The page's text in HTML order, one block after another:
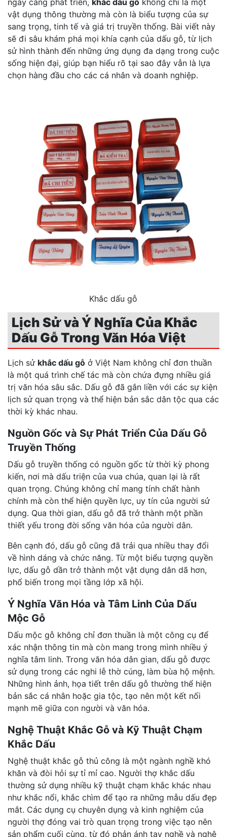
ngày càng phát triển, khắc dấu gỗ không chỉ là một
vật dụng thông thường mà còn là biểu tượng của sự
sang trọng, tinh tế và giá trị truyền thống. Bài viết này
sẽ đi sâu khám phá mọi khía cạnh của dấu gỗ, từ lịch
sử hình thành đến những ứng dụng đa dạng trong cuộc
sống hiện đại, giúp bạn hiểu rõ tại sao đây vẫn là lựa
chọn hàng đầu cho các cá nhân và doanh nghiệp.
Khắc dấu gỗ
Lịch Sử và Ý Nghĩa Của Khắc
Dấu Gỗ Trong Văn Hóa Việt
Lịch sử khắc dấu gỗ ở Việt Nam không chỉ đơn thuần
là một quá trình chế tác mà còn chứa đựng nhiều giá
trị văn hóa sâu sắc. Dấu gỗ đã gắn liền với các sự kiện
lịch sử quan trọng và thể hiện bản sắc dân tộc qua các
thời kỳ khác nhau.
Nguồn Gốc và Sự Phát Triển Của Dấu Gỗ
Truyền Thống
Dấu gỗ truyền thống có nguồn gốc từ thời kỳ phong
kiến, nơi mà dấu triện của vua chúa, quan lại là rất
quan trọng. Chúng không chỉ mang tính chất hành
chính mà còn thể hiện quyền lực, uy tín của người sử
dụng. Qua thời gian, dấu gỗ đã trở thành một phần
thiết yếu trong đời sống văn hóa của người dân.
Bên cạnh đó, dấu gỗ cũng đã trải qua nhiều thay đổi
về hình dáng và chức năng. Từ một biểu tượng quyền
lực, dấu gỗ dần trở thành một vật dụng dân dã hơn,
phổ biến trong mọi tầng lớp xã hội.
Ý Nghĩa Văn Hóa và Tâm Linh Của Dấu
Mộc Gỗ
Dấu mộc gỗ không chỉ đơn thuần là một công cụ để
xác nhận thông tin mà còn mang trong mình nhiều ý
nghĩa tâm linh. Trong văn hóa dân gian, dấu gỗ được
sử dụng trong các nghi lễ thờ cúng, làm bùa hộ mệnh.
Những hình ảnh, họa tiết trên dấu gỗ thường thể hiện
bản sắc cá nhân hoặc gia tộc, tạo nên một kết nối
mạnh mẽ giữa con người và văn hóa.
Nghệ Thuật Khắc Gỗ và Kỹ Thuật Chạm
Khắc Dấu
Nghệ thuật khắc gỗ thủ công là một ngành nghề khó
khăn và đòi hỏi sự tỉ mỉ cao. Người thợ khắc dấu
thường sử dụng nhiều kỹ thuật chạm khắc khác nhau
như khắc nổi, khắc chìm để tạo ra những mẫu dấu đẹp
mắt. Các dụng cụ chuyên dụng và kinh nghiệm của
người thợ đóng vai trò quan trọng trong việc tạo nên
sản phẩm cuối cùng, từ đó phản ánh tay nghề và nghệ